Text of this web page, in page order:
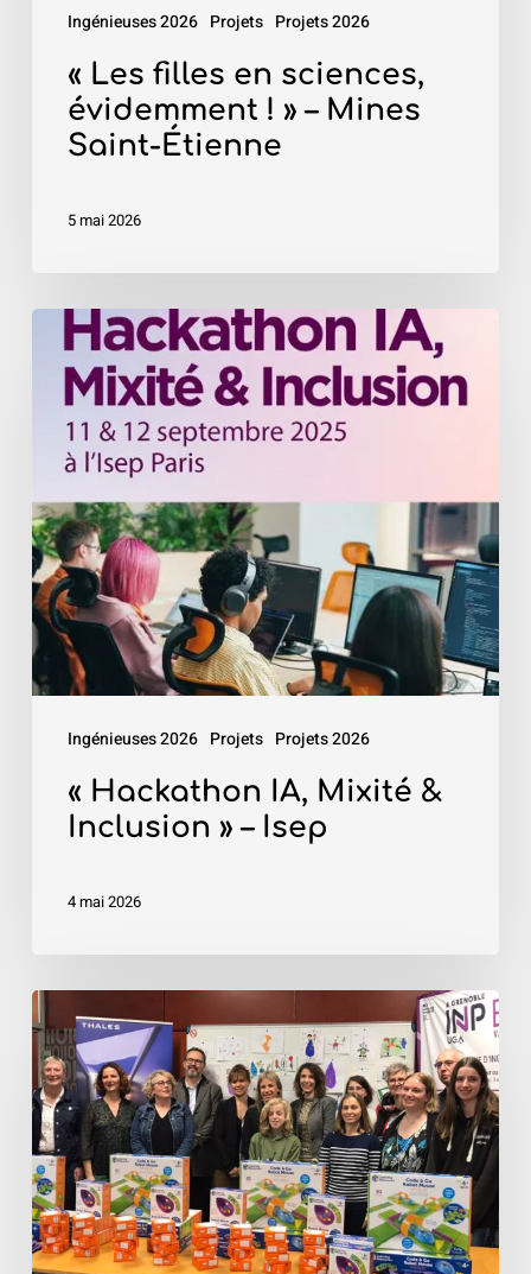
Ingénieuses 2026 Projets Projets 2026
Saint-
Étienne
« Les filles en sciences,
évidemment ! » – Mines
Saint-Étienne
5 mai 2026
Ingénieuses 2026 Projets Projets 2026
Hackathon
Mixité
Inclusion
»
–
Isep
« Hackathon IA, Mixité &
Inclusion » – Isep
4 mai 2026
«
Robot4Kids
»
–
Grenoble
INP
–
Esisar